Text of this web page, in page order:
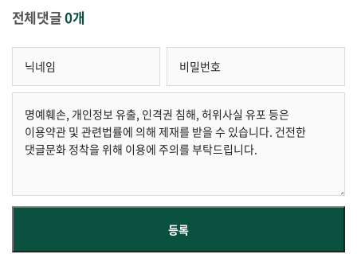
전체댓글0개